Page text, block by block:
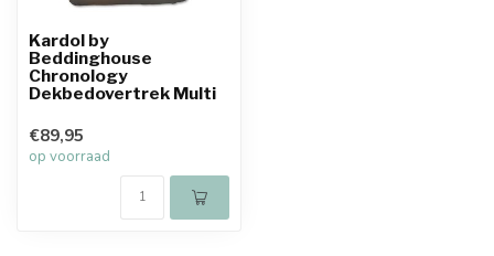
Kardol by
Beddinghouse
Chronology
Dekbedovertrek Multi
€89,95
op voorraad